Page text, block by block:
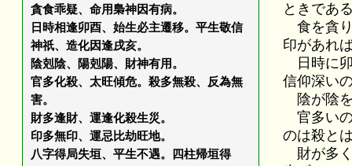
貪食乖疑、命用梟神因有病。
日時相逢卯酉、始生必主遷移。平生敬信
神祇、造化因逢戌亥。
陰剋陰、陽剋陽、財神有用。
官多化殺、太旺傾危。殺多無殺、反為無
害。
財多逢財、運逢化殺生災。
印多無印、運忌比劫旺地。
八字得局失垣、平生不遇。四柱帰垣得
ときであ
食を貪
印があれ
日時に
信仰深い
陰が陰
官多い
のは殺と
財が多